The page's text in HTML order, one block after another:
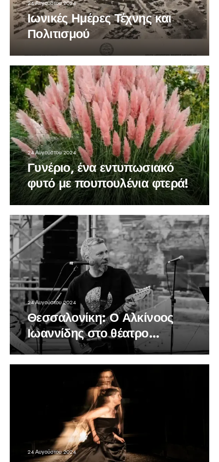
24 Αυγούστου 2024
Ιωνικές Ημέρες Τέχνης και
Πολιτισμού
24 Αυγούστου 2024
Γυνέριο, ένα εντυπωσιακό
φυτό με πουπουλένια φτερά!
24 Αυγούστου 2024
Θεσσαλονίκη: Ο Αλκίνοος
Ιωαννίδης στο θέατρο
Δάσους …
24 Αυγούστου 2024